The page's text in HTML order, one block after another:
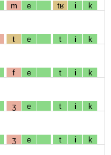
m e tʁ i k
t e t i k
f e t i k
ʒ e t i k
ʒ e t i k